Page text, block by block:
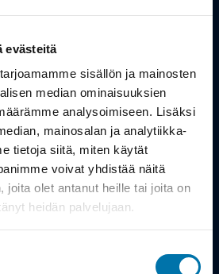
evästeitä
sisällön ja mainosten
median ominaisuuksien
analysoimiseen. Lisäksi
mainosalan ja analytiikka-
tietoja siitä, miten käytät
voivat yhdistää näitä
joita olet antanut heille tai joita on
heidän palvelujaan.
Info
Toimitus
ja palautukset